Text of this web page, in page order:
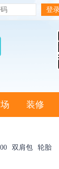
装修
双肩包 轮胎